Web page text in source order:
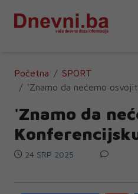
Početna
SPORT
'Znamo da nećemo
'Znamo da
24 SRP 2025